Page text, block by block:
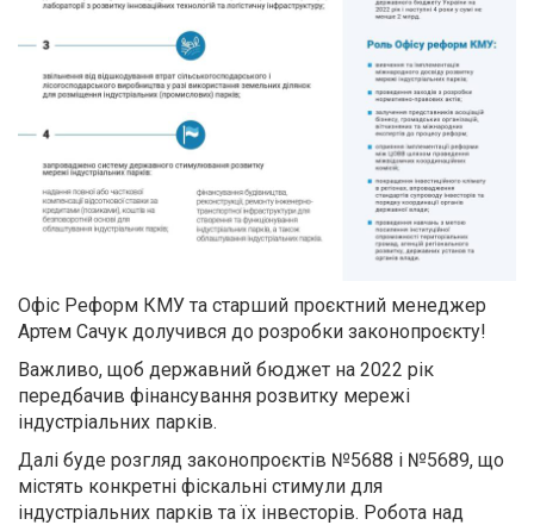
Офіс Реформ КМУ та старший проєктний менеджер
Артем Сачук долучився до розробки законопроєкту!
Важливо, щоб державний бюджет на 2022 рік
передбачив фінансування розвитку мережі
індустріальних парків.
Далі буде розгляд законопроєктів №5688 і №5689, що
містять конкретні фіскальні стимули для
індустріальних парків та їх інвесторів. Робота над